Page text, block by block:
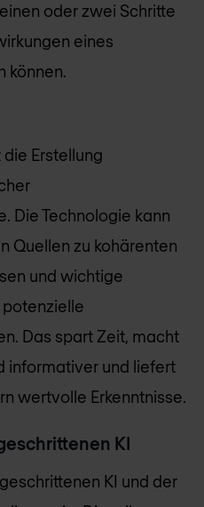
oder zwei Schritte
eines
können.
Erstellung
Die Technologie kann
Quellen zu kohärenten
und wichtige
potenzielle
Das spart Zeit, macht
informativer und liefert
wertvolle Erkenntnisse.
KI
KI und der